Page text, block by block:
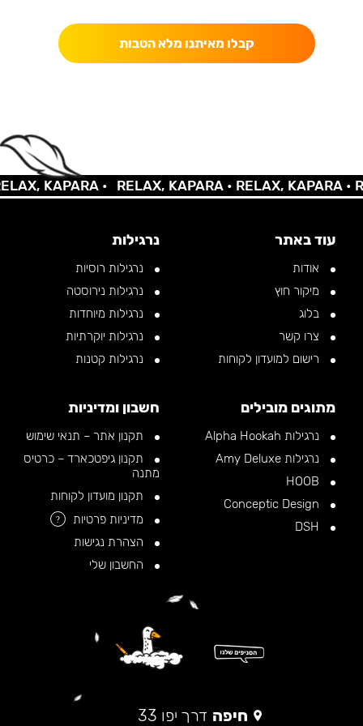
קבלו מאיתנו מלא הטבות
KAPARA • RELAX, KAPARA •RELAX, KAPARA •
עוד באתר
אודות
מיקור חוץ
בלוג
צרו קשר
רישום למועדון לקוחות
נרגילות
נרגילות רוסיות
נרגילות נירוסטה
נרגילות מיוחדות
נרגילות יוקרתיות
נרגילות קטנות
מתוגים מובילים
נרגילות Alpha Hookah
נרגילות Amy Deluxe
חשבון ומדיניות
תקנון אתר – תנאי שימוש
תקנון גיפטכארד – כרטיס
מתנה
תקנון מועדון לקוחות
מדיניות פרטיות
?
הצהרת נגישות
החשבון שלי
חיפה דרך יפו 33